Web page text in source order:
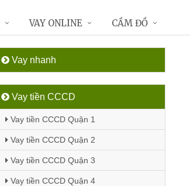
Vay nhanh
Vay tiền CCCD
Vay tiền CCCD Quận 1
Vay tiền CCCD Quận 2
Vay tiền CCCD Quận 3
Vay tiền CCCD Quận 4
VAY ONLINE CẦM ĐỒ